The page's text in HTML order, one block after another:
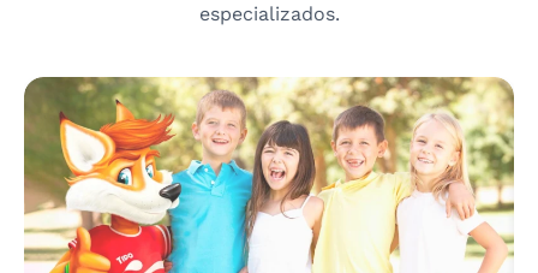
especializados.